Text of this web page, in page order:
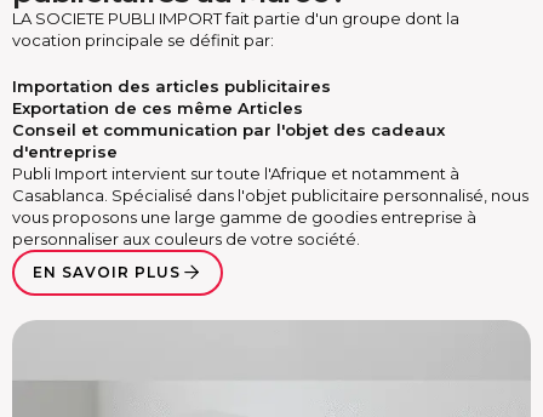
LA SOCIETE PUBLI IMPORT fait partie d'un groupe dont la
vocation principale se définit par:
Importation des articles publicitaires
Exportation de ces même Articles
Conseil et communication par l'objet des cadeaux
d'entreprise
Publi Import intervient sur toute l'Afrique et notamment à
Casablanca. Spécialisé dans l'objet publicitaire personnalisé, nous
vous proposons une large gamme de goodies entreprise à
personnaliser aux couleurs de votre société.
EN SAVOIR PLUS